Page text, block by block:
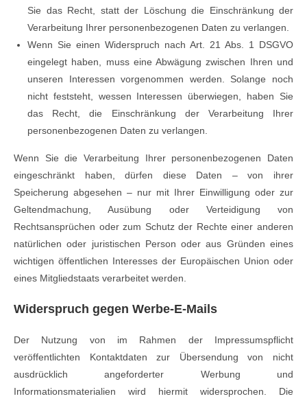
Sie das Recht, statt der Löschung die Einschränkung der
Verarbeitung Ihrer personenbezogenen Daten zu verlangen.
Wenn Sie einen Widerspruch nach Art. 21 Abs. 1 DSGVO
eingelegt haben, muss eine Abwägung zwischen Ihren und
unseren Interessen vorgenommen werden. Solange noch
nicht feststeht, wessen Interessen überwiegen, haben Sie
das Recht, die Einschränkung der Verarbeitung Ihrer
personenbezogenen Daten zu verlangen.
Wenn Sie die Verarbeitung Ihrer personenbezogenen Daten
eingeschränkt haben, dürfen diese Daten – von ihrer
Speicherung abgesehen – nur mit Ihrer Einwilligung oder zur
Geltendmachung, Ausübung oder Verteidigung von
Rechtsansprüchen oder zum Schutz der Rechte einer anderen
natürlichen oder juristischen Person oder aus Gründen eines
wichtigen öffentlichen Interesses der Europäischen Union oder
eines Mitgliedstaats verarbeitet werden.
Widerspruch gegen Werbe-E-Mails
Der Nutzung von im Rahmen der Impressumspflicht
veröffentlichten Kontaktdaten zur Übersendung von nicht
ausdrücklich angeforderter Werbung und
Informationsmaterialien wird hiermit widersprochen. Die